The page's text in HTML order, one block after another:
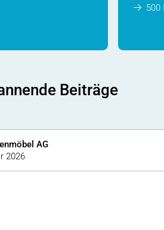
500
Beiträge
AG
2026